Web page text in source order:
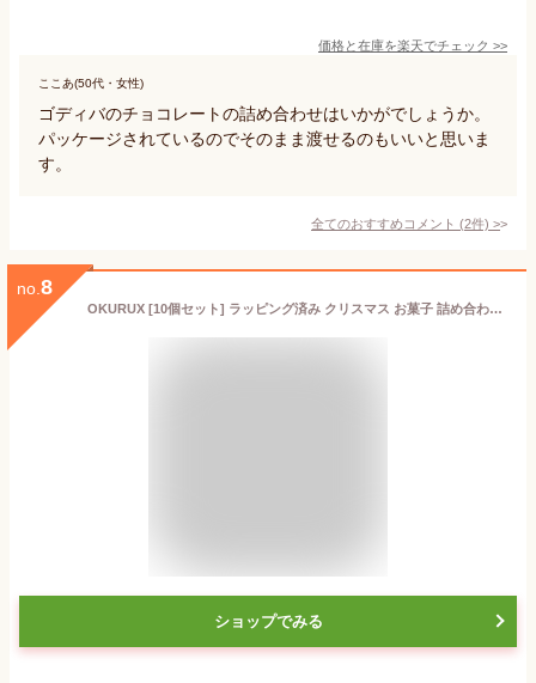
価格と在庫を楽天でチェック >>
ここあ(50代・女性)
ゴディバのチョコレートの詰め合わせはいかがでしょうか。
パッケージされているのでそのまま渡せるのもいいと思いま
す。
全てのおすすめコメント (2件) >
no. 8
OKURUX [10個セット] ラッピング済み クリスマス お菓子 詰め合わせ サンタチョコレートボール ゴディバ ナポリタン チョコ CHILLOUT PACK プチギフト サンタチョコボール 個包装 御菓子
ショップでみる